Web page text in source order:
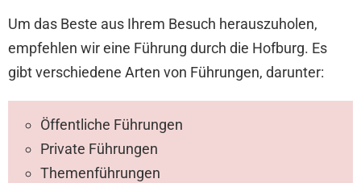
Um das Beste aus Ihrem Besuch herauszuholen,
empfehlen wir eine Führung durch die Hofburg. Es
gibt verschiedene Arten von Führungen, darunter:
Öffentliche Führungen
Private Führungen
Themenführungen